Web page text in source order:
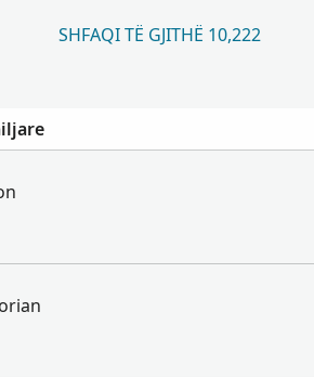
SHFAQI TË GJITHË 10,222